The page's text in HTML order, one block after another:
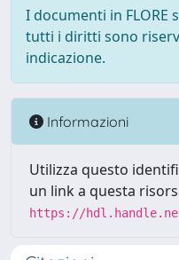
I documenti in
tutti i diritti sono
indicazione.
Informazioni
Utilizza questo
un link a questa
https://